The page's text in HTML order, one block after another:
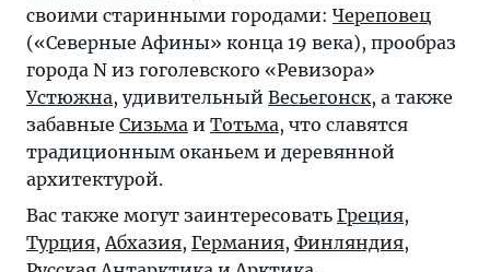
своими старинными городами: Череповец
(«Северные Афины» конца 19 века), прообраз
города N из гоголевского «Ревизора»
Устюжна, удивительный Весьегонск, а также
забавные Сизьма и Тотьма, что славятся
традиционным оканьем и деревянной
архитектурой.
Вас также могут заинтересовать Греция,
Турция,Абхазия, Германия, Финляндия,